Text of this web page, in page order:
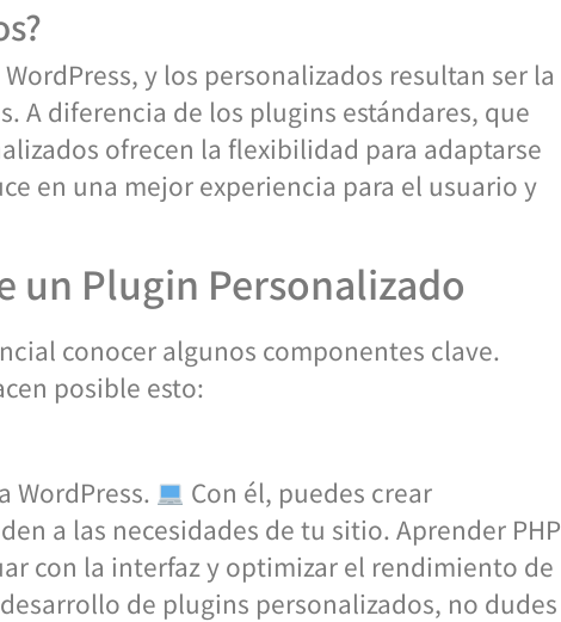
y los personalizados resultan ser la
A diferencia de los plugins estándares, que
ofrecen la flexibilidad para adaptarse
en una mejor experiencia para el usuario y
un Plugin Personalizado
conocer algunos componentes clave.
posible esto:
WordPress.
Con él, puedes crear
a las necesidades de tu sitio. Aprender PHP
con la interfaz y optimizar el rendimiento de
de plugins personalizados, no dudes